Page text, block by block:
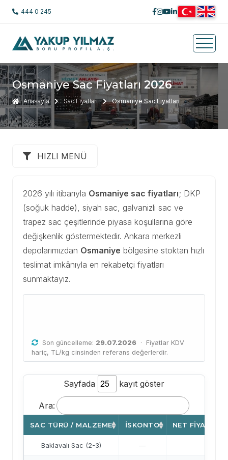
444 0 245
Osmaniye Sac Fiyatları2026
Anasayfa Sac Fiyatları Osmaniye Sac Fiyatları
HIZLI MENÜ
2026 yılı itibarıyla Osmaniye sac fiyatları; DKP
(soğuk hadde), siyah sac, galvanizli sac ve
trapez sac çeşitlerinde piyasa koşullarına göre
değişkenlik göstermektedir. Ankara merkezli
depolarımızdan Osmaniye bölgesine stoktan hızlı
teslimat imkânıyla en rekabetçi fiyatları
sunmaktayız.
Son güncelleme: 29.07.2026 · Fiyatlar KDV
hariç, TL/kg cinsinden referans değerlerdir.
Sayfada kayıt göster
Ara:
SAC TÜRÜ / MALZEME İSKONTO NET FIYAT
Baklavalı Sac (2-3) —